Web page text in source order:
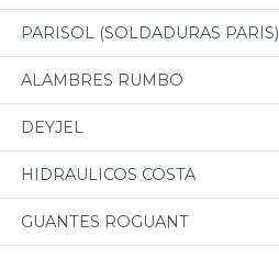
PARISOL (SOLDADURAS PARIS)
ALAMBRES RUMBO
DEYJEL
HIDRAULICOS COSTA
GUANTES ROGUANT